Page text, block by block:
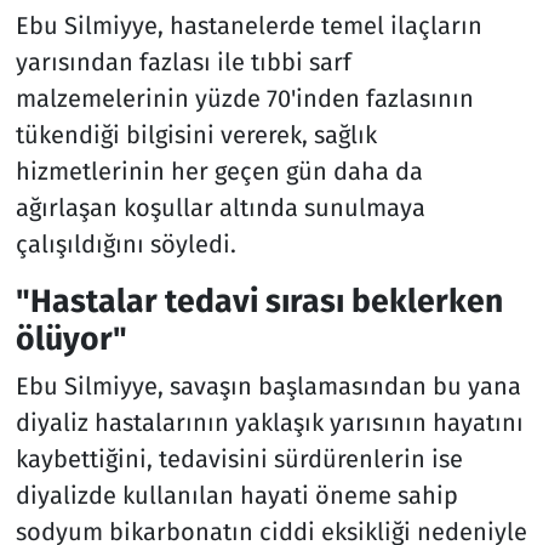
Ebu Silmiyye, hastanelerde temel ilaçların
yarısından fazlası ile tıbbi sarf
malzemelerinin yüzde 70'inden fazlasının
tükendiği bilgisini vererek, sağlık
hizmetlerinin her geçen gün daha da
ağırlaşan koşullar altında sunulmaya
çalışıldığını söyledi.
"Hastalar tedavi sırası beklerken
ölüyor"
Ebu Silmiyye, savaşın başlamasından bu yana
diyaliz hastalarının yaklaşık yarısının hayatını
kaybettiğini, tedavisini sürdürenlerin ise
diyalizde kullanılan hayati öneme sahip
sodyum bikarbonatın ciddi eksikliği nedeniyle